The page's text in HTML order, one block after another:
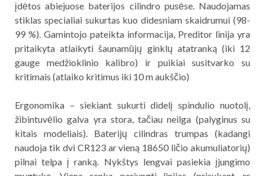
įdėtos abiejuose baterijos cilindro pusėse. Naudojamas
stiklas specialiai sukurtas kuo didesniam skaidrumui (98-
99 %). Gamintojo pateikta informacija, Preditor linija yra
pritaikyta atlaikyti šaunamūjų ginklų atatranką (iki 12
gauge medžioklinio kalibro) ir puikiai susitvarko su
kritimais (atlaiko kritimus iki 10 m aukščio)
Ergonomika – siekiant sukurti didelį spindulio nuotolį,
žibintuvėlio galva yra stora, tačiau neilga (palyginus su
kitais modeliais). Baterijų cilindras trumpas (kadangi
naudoja tik dvi CR123 ar vieną 18650 ličio akumuliatorių)
pilnai telpa į ranką. Nykštys lengvai pasiekia įjungimo